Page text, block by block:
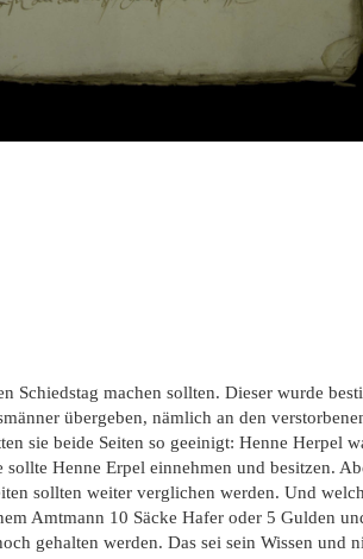
Schiedstag machen sollten. Dieser wurde
übergeben, nämlich an den
sie beide Seiten so geeinigt: Henne Herpel
Henne Erpel einnehmen und besitzen.
sollten weiter verglichen werden. Und
Amtmann 10 Säcke Hafer oder 5 Gulden
gehalten werden. Das sei sein Wissen und